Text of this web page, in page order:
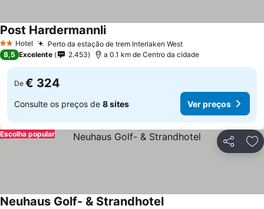
2 Estrelas
Hotel Perto da estação de trem Interlaken West
Post Hardermannli
8,5 Excelente 2.453 a 0.1 km de Centro da cidade
De € 324
Consulte os preços de 8 sites Ver preços
Partilhar
Escolha popular
Neuhaus Golf- & Strandhotel